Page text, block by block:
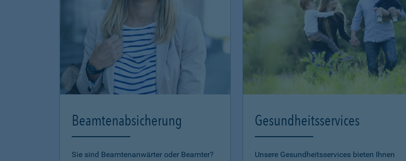
Beamtenabsicherung
Sie sind Beamtenanwärter oder Beamter?
Gesundheitsservices
Unsere Gesundheitsservices bieten Ihnen